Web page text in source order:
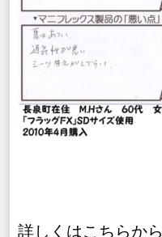
詳しくはこちらから